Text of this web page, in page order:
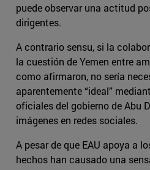
puede observar una actitud
dirigentes.
A contrario sensu, si la
la cuestión de Yemen entre
como afirmaron, no sería
aparentemente “ideal”
oficiales del gobierno de Abu
imágenes en redes sociales.
A pesar de que EAU apoya a
hechos han causado una